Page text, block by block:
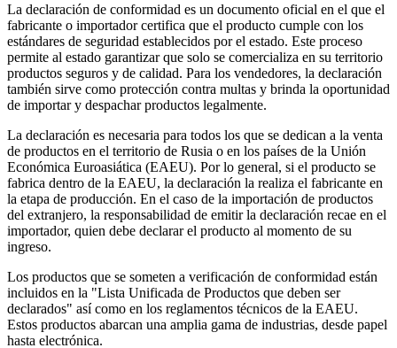
La declaración de conformidad es un documento oficial en el que el
fabricante o importador certifica que el producto cumple con los
estándares de seguridad establecidos por el estado. Este proceso
permite al estado garantizar que solo se comercializa en su territorio
productos seguros y de calidad. Para los vendedores, la declaración
también sirve como protección contra multas y brinda la oportunidad
de importar y despachar productos legalmente.
La declaración es necesaria para todos los que se dedican a la venta
de productos en el territorio de Rusia o en los países de la Unión
Económica Euroasiática (EAEU). Por lo general, si el producto se
fabrica dentro de la EAEU, la declaración la realiza el fabricante en
la etapa de producción. En el caso de la importación de productos
del extranjero, la responsabilidad de emitir la declaración recae en el
importador, quien debe declarar el producto al momento de su
ingreso.
Los productos que se someten a verificación de conformidad están
incluidos en la "Lista Unificada de Productos que deben ser
declarados" así como en los reglamentos técnicos de la EAEU.
Estos productos abarcan una amplia gama de industrias, desde papel
hasta electrónica.